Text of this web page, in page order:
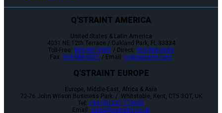
Q'STRAINT AMERICA
United States & Latin America
4031 NE 12th Terrace / Oakland Park, FL 33334
Toll-Free: 800-987-9987 / Direct: 954-986-6665
Fax: 954-986-0021 / Email: cs@qstraint.com
Q'STRAINT EUROPE
Europe, Middle-East, Africa & Asia
72-76 John Wilson Business Park / Whitstable, Kent, CT5 3QT, UK
Tel: +44 (0)1227 773035
Email: sales@qstraint.co.uk